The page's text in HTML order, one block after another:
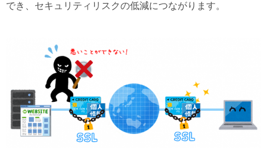
でき、セキュリティリスクの低減につながります。